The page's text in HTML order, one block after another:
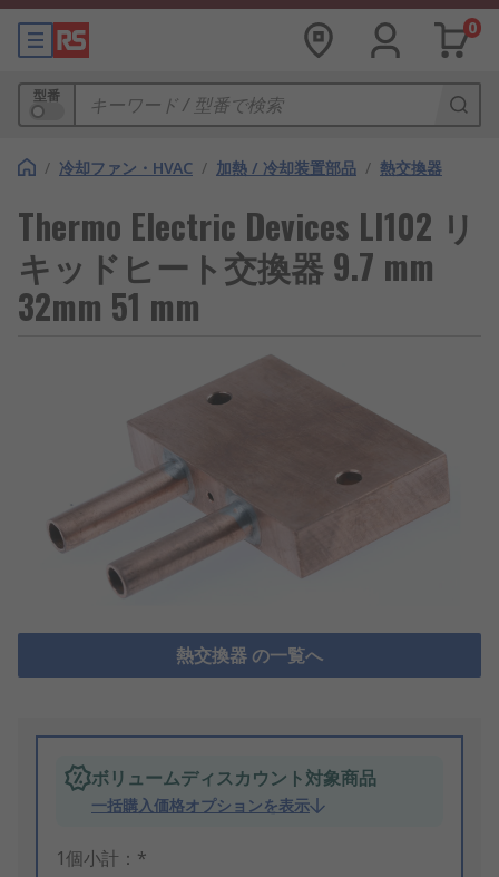
0
型番
/ 冷却ファン・HVAC / 加熱 / 冷却装置部品 / 熱交換器
Thermo Electric Devices LI102 リ
キッドヒート交換器 9.7 mm
32mm 51 mm
熱交換器 の一覧へ
ボリュームディスカウント対象商品
一括購入価格オプションを表示
1個小計：*